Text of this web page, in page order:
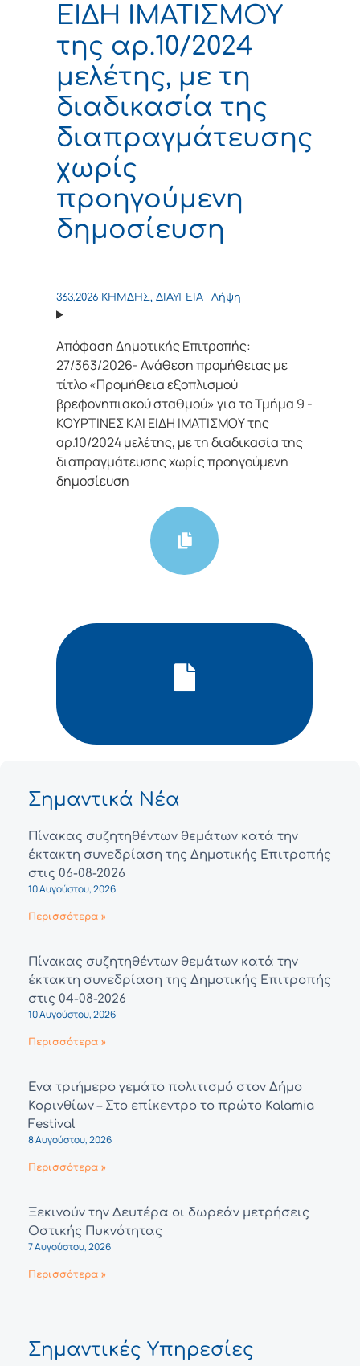
ΕΙΔΗ ΙΜΑΤΙΣΜΟΥ
της αρ.10/2024
μελέτης, με τη
διαδικασία της
διαπραγμάτευσης
χωρίς
προηγούμενη
δημοσίευση
363.2026 ΚΗΜΔΗΣ, ΔΙΑΥΓΕΙΑ Λήψη
Απόφαση Δημοτικής Επιτροπής:
27/363/2026- Ανάθεση προμήθειας με
τίτλο «Προμήθεια εξοπλισμού
βρεφονηπιακού σταθμού» για τo Τμήμα 9 -
ΚΟΥΡΤΙΝΕΣ ΚΑΙ ΕΙΔΗ ΙΜΑΤΙΣΜΟΥ της
αρ.10/2024 μελέτης, με τη διαδικασία της
διαπραγμάτευσης χωρίς προηγούμενη
δημοσίευση
Σημαντικά Νέα
Πίνακας συζητηθέντων θεμάτων κατά την
έκτακτη συνεδρίαση της Δημοτικής Επιτροπής
στις 06-08-2026
10 Αυγούστου, 2026
Περισσότερα »
Πίνακας συζητηθέντων θεμάτων κατά την
έκτακτη συνεδρίαση της Δημοτικής Επιτροπής
στις 04-08-2026
10 Αυγούστου, 2026
Περισσότερα »
Ένα τριήμερο γεμάτο πολιτισμό στον Δήμο
Κορινθίων – Στο επίκεντρο το πρώτο Kalamia
Festival
8 Αυγούστου, 2026
Περισσότερα »
Ξεκινούν την Δευτέρα οι δωρεάν μετρήσεις
Οστικής Πυκνότητας
7 Αυγούστου, 2026
Περισσότερα »
Σημαντικές Υπηρεσίες